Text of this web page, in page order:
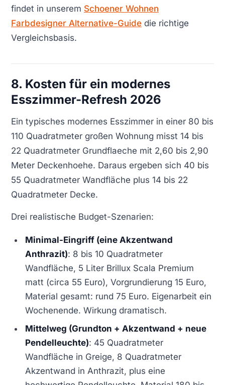
findet in unserem Schoener Wohnen
Farbdesigner Alternative-Guide die richtige
Vergleichsbasis.
8. Kosten für ein modernes
Esszimmer-Refresh 2026
Ein typisches modernes Esszimmer in einer 80 bis
110 Quadratmeter großen Wohnung misst 14 bis
22 Quadratmeter Grundflaeche mit 2,60 bis 2,90
Meter Deckenhoehe. Daraus ergeben sich 40 bis
55 Quadratmeter Wandfläche plus 14 bis 22
Quadratmeter Decke.
Drei realistische Budget-Szenarien:
Minimal-Eingriff (eine Akzentwand
Anthrazit): 8 bis 10 Quadratmeter
Wandfläche, 5 Liter Brillux Scala Premium
matt (circa 55 Euro), Vorgrundierung 15 Euro,
Material gesamt: rund 75 Euro. Eigenarbeit ein
Wochenende. Wirkung dramatisch.
Mittelweg (Grundton + Akzentwand + neue
Pendelleuchte): 45 Quadratmeter
Wandfläche in Greige, 8 Quadratmeter
Akzentwand in Anthrazit, plus eine